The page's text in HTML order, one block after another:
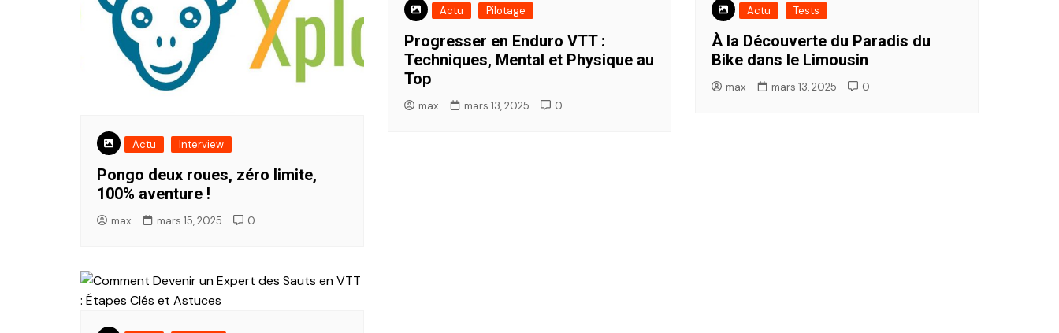
Actu Interview
Pongo deux roues, zéro limite,
100% aventure !
max mars 15, 2025 0
Actu Pilotage
Progresser en Enduro VTT :
Techniques, Mental et Physique au
Top
max mars 13, 2025 0
Actu Tests
À la Découverte du Paradis du
Bike dans le Limousin
max mars 13, 2025 0